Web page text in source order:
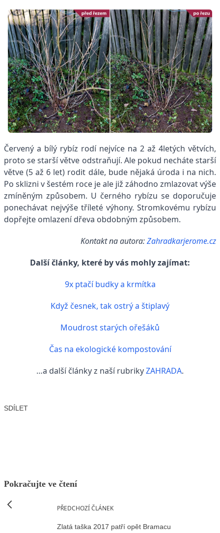
Červený a bílý rybíz rodí nejvíce na 2 až 4letých větvích,
proto se starší větve odstraňují. Ale pokud necháte starší
větve (5 až 6 let) rodit dále, bude nějaká úroda i na nich.
Po sklizni v šestém roce je ale již záhodno zmlazovat výše
zmíněným způsobem. U černého rybízu se doporučuje
ponechávat nejvýše tříleté výhony. Stromkovému rybízu
dopřejte omlazení dřeva obdobným způsobem.
Kontakt na autora:Zahradkarjerome.cz
Další články, které by vás mohly zajímat:
9x ptačí budky a krmítka
Když česnek, tak ostrý a štiplavý
Moudrost starých ořešáků
Čas na ekologické kompostování
…a další články z naší rubrikyZAHRADA.
SDÍLET
Pokračujte ve čtení
PŘEDCHOZÍ ČLÁNEK
Zlatá taška 2017 patří opět Bramacu